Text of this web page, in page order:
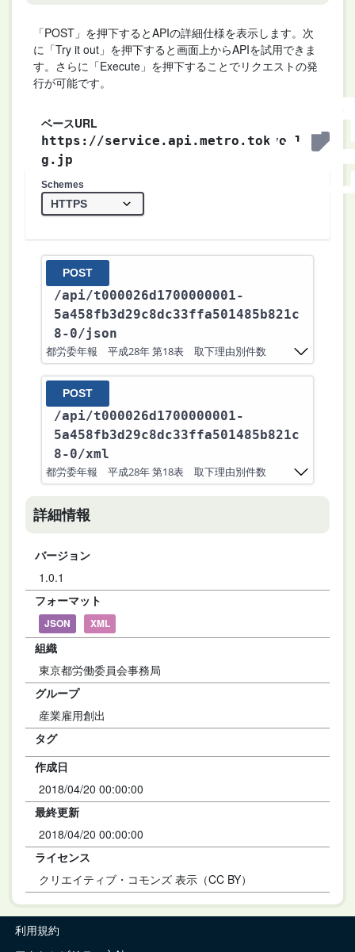
「POST」を押下するとAPIの詳細仕様を表示します。次
に「Try it out」を押下すると画面上からAPIを試用できま
す。さらに「Execute」を押下することでリクエストの発
行が可能です。
ベースURL
https://service.api.metro.tokyo.l
g.jp
Schemes
POST
/api/t000026d1700000001-
5a458fb3d29c8dc33ffa501485b821c
8-0/json
都労委年報 平成28年 第18表 取下理由別件数
POST
/api/t000026d1700000001-
5a458fb3d29c8dc33ffa501485b821c
8-0/xml
都労委年報 平成28年 第18表 取下理由別件数
詳細情報
バージョン
1.0.1
フォーマット
JSON XML
組織
東京都労働委員会事務局
グループ
産業雇用創出
タグ
作成日
2018/04/20 00:00:00
最終更新
2018/04/20 00:00:00
ライセンス
クリエイティブ・コモンズ 表示（CC BY）
利用規約